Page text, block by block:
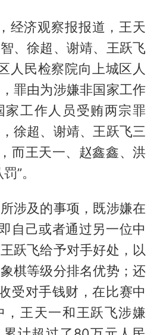
经济观察报报道，王天
、徐超、谢靖、王跃飞
人民检察院向上城区人
罪由为涉嫌非国家工作
家工作人员受贿两宗罪
徐超、谢靖、王跃飞三
而王天一、赵鑫鑫、洪
”。
涉及的事项，既涉嫌在
自己或者通过另一位中
跃飞给予对手好处，以
棋等级分排名优势；还
受对手钱财，在比赛中
，王天一和王跃飞涉嫌